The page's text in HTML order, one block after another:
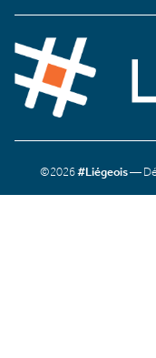
©2026#Liégeois—